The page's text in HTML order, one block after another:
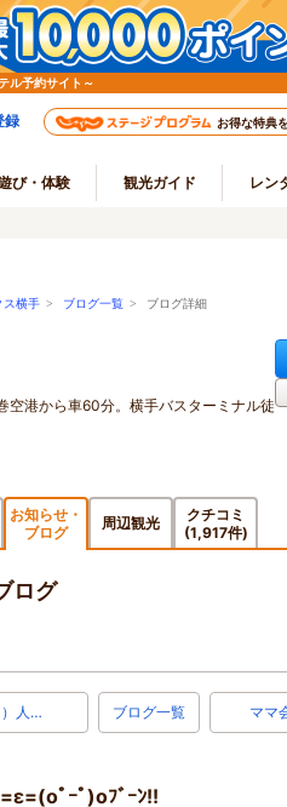
ル予約サイト～
録 お得な特典
び・体験 観光ガイド レン
ス横手 > ブログ一覧 > ブログ詳細
空港から車60分。横手バスターミナル徒
お知らせ・
ブログ
周辺観光
クチコミ
(1,917件)
ログ
人… ブログ一覧 ママ
ﾟｰﾟ)oﾌﾞｰﾝ!!